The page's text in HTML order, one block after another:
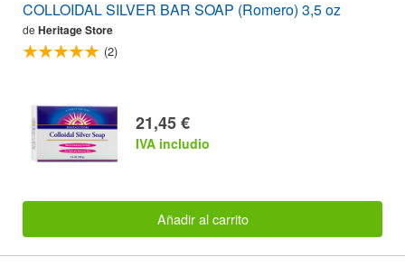
COLLOIDAL SILVER BAR SOAP (Romero) 3,5 oz
de Heritage Store
(2)
21,45 €
IVA includio
Añadir al carrito